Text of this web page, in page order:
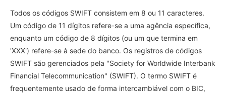
Todos os códigos SWIFT consistem em 8 ou 11 caracteres.
Um código de 11 dígitos refere-se a uma agência específica,
enquanto um código de 8 dígitos (ou um que termina em
'XXX') refere-se à sede do banco. Os registros de códigos
SWIFT são gerenciados pela "Society for Worldwide Interbank
Financial Telecommunication" (SWIFT). O termo SWIFT é
frequentemente usado de forma intercambiável com o BIC,